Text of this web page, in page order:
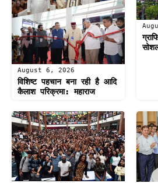
August 6, 2026
विशिष्ट पहचान बना रही है आदि
कैलाश परिक्रमा: महाराज